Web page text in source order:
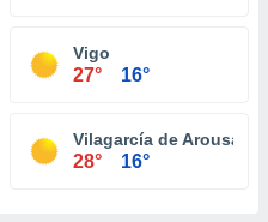
Vigo
27° 16°
Vilagarcía de Arousa
28° 16°